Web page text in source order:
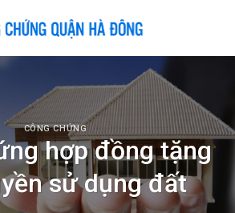
CÔNG CHỨNG
hợp đồng tặng
sử dụng đất